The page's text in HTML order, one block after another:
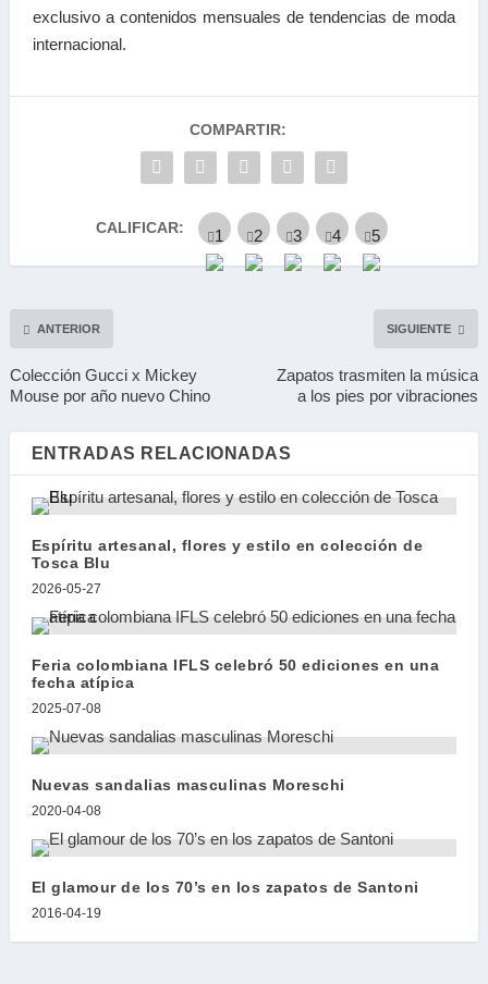
exclusivo a contenidos mensuales de tendencias de moda
internacional.
COMPARTIR:
CALIFICAR:
ANTERIOR
Colección Gucci x Mickey
Mouse por año nuevo Chino
SIGUIENTE
Zapatos trasmiten la música
a los pies por vibraciones
ENTRADAS RELACIONADAS
Espíritu artesanal, flores y estilo en colección de
Tosca Blu
2026-05-27
Feria colombiana IFLS celebró 50 ediciones en una
fecha atípica
2025-07-08
Nuevas sandalias masculinas Moreschi
2020-04-08
El glamour de los 70’s en los zapatos de Santoni
2016-04-19